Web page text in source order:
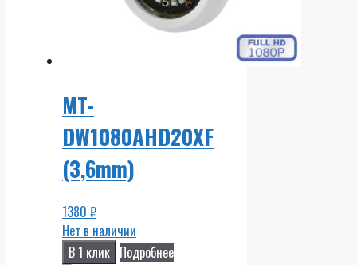
MT-
DW1080AHD20XF
(3,6mm)
1380 ₽
Нет в наличии
В 1 клик Подробнее